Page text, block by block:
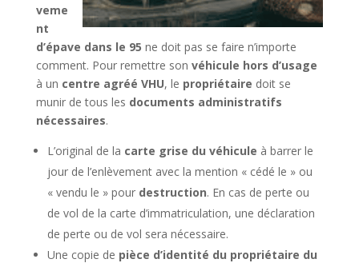
veme
nt
d’épave dans le 95 ne doit pas se faire n’importe
comment. Pour remettre son véhicule hors d’usage
à un centre agréé VHU, le propriétaire doit se
munir de tous les documents administratifs
nécessaires.
L’original de la carte grise du véhicule à barrer le
jour de l’enlèvement avec la mention « cédé le » ou
« vendu le » pour destruction. En cas de perte ou
de vol de la carte d’immatriculation, une déclaration
de perte ou de vol sera nécessaire.
Une copie de pièce d’identité du propriétaire du